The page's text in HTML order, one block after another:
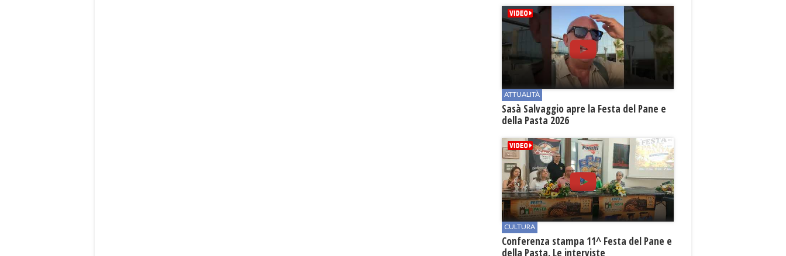
ATTUALITÀ
Sasà Salvaggio apre la Festa del Pane e
della Pasta 2026
CULTURA
Conferenza stampa 11^ Festa del Pane e
della Pasta. Le interviste